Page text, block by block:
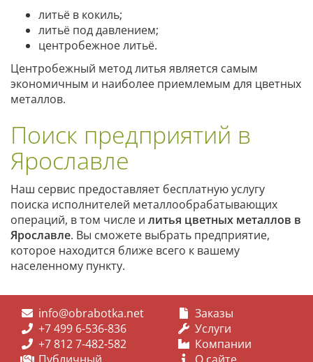
литьё в кокиль;
литьё под давлением;
центробежное литьё.
Центробежный метод литья является самым
экономичным и наиболее приемлемым для цветных
металлов.
Поиск предприятий в
Ярославле
Наш сервис предоставляет бесплатную услугу
поиска исполнителей металлообрабатывающих
операций, в том числе и литья цветных металлов в
Ярославле. Вы сможете выбрать предприятие,
которое находится ближе всего к вашему
населенному пункту.
info@obrabotka.net
+7 499 6-536-836
+7 812 7-482-582
Заказы
Услуги
Компании